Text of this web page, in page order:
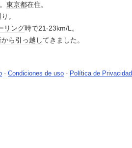
。 東京都在住。
。
リング時で21-23km/L。
から引っ越してきました。
- Condiciones de uso - Política de Privacidad